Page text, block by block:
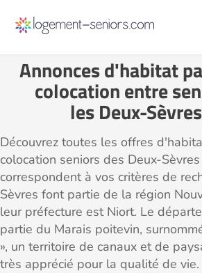
Annonces d'habitat
colocation entre
les Deux-
Découvrez toutes les offres
colocation seniors des Deux-
correspondent à vos critères de
Sèvres font partie de la région
leur préfecture est Niort. Le
partie du Marais poitevin,
», un territoire de canaux et de
très apprécié pour la qualité de vie.